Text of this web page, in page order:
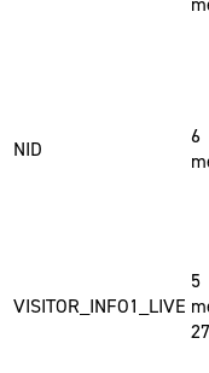
NID
6
VISITOR_INFO1_LIVE
5